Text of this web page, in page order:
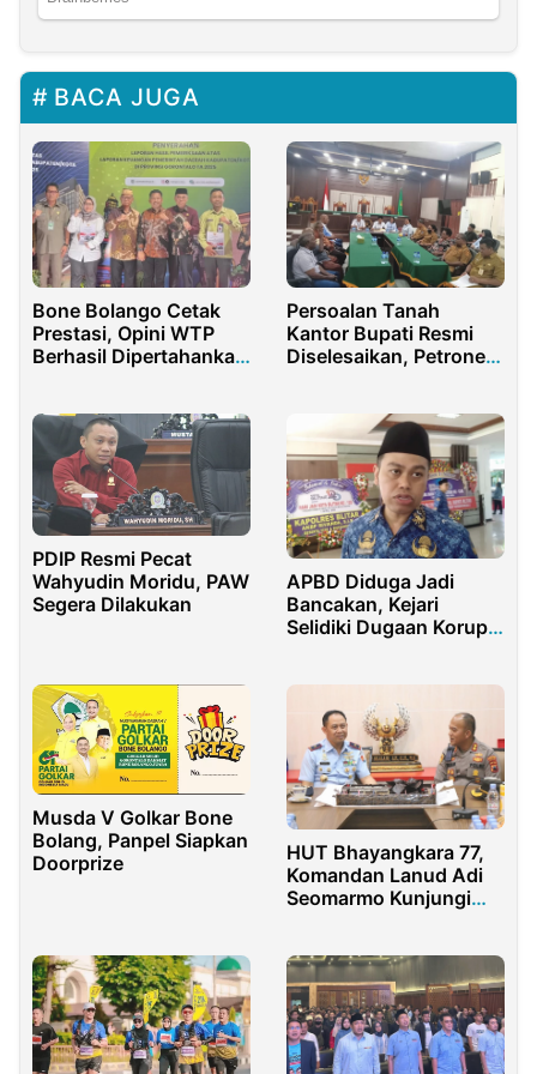
BACA JUGA
Bone Bolango Cetak
Prestasi, Opini WTP
Berhasil Dipertahankan
Persoalan Tanah
Kantor Bupati Resmi
Diselesaikan, Petronela
PDIP Resmi Pecat
Wahyudin Moridu, PAW
Segera Dilakukan
APBD Diduga Jadi
Bancakan, Kejari
Selidiki Dugaan Korupsi
Musda V Golkar Bone
Bolang, Panpel Siapkan
Doorprize
HUT Bhayangkara 77,
Komandan Lanud Adi
Seomarmo Kunjungi